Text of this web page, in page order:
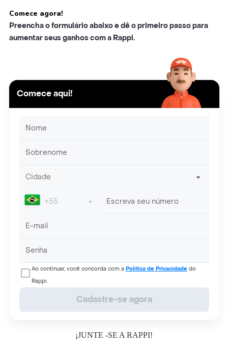
Comece agora!
Preencha o formulário abaixo e dê o primeiro passo para
aumentar seus ganhos com a Rappi.
Comece aqui!
Ao continuar, você concorda com a Política de Privacidade do
Rappi.
Cadastre-se agora
¡JUNTE -SE A RAPPI!